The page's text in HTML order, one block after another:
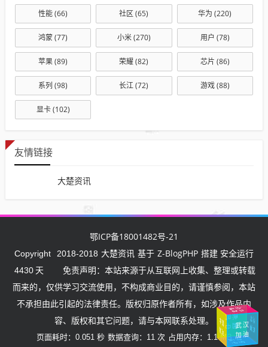
性能(66) 社区 (65) 华为 (220)
鸿蒙(77) 小米(270) 用户 (78)
苹果(89) 荣耀(82) 芯片 (86)
系列 (98) 长江(72) 游戏(88)
显卡(102)
友情链接
大楚资讯
鄂ICP备18001482号-21
Copyright 2018-2018 大楚资讯 基于 Z-BlogPHP 搭建 安全运行
4430 天
免责声明：本站来源于从互联网上收集、整理或转载
而来的，仅供学习交流使用，不构成商业目的，请谨慎参阅，本站
不承担由此引起的法律责任。版权归原作者所有，如涉及作品内
容、版权和其它问题，请与本网联系处理。
页面耗时：0.051 秒 数据查询：11 次 占用内存：1.1 MB
武汉
加油
中国
加油 湖
北
加
油
中
国
加
油
武汉
挺住
中国
加油